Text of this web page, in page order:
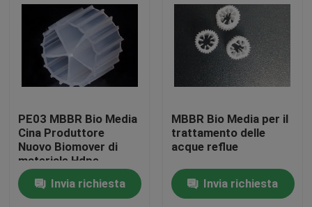
Casa
PE03 MBBR Bio Media
Cina Produttore
Nuovo Biomover di
materiale Hdpe
Invia richiesta
MBBR Bio Media per il
trattamento delle
acque reflue
Invia richiesta